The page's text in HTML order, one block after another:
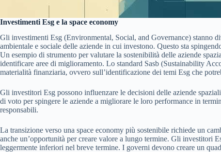
Investimenti Esg e la space economy
Gli investimenti Esg (Environmental, Social, and Governance) stanno
ambientale e sociale delle aziende in cui investono. Questo sta
Un esempio di strumento per valutare la sostenibilità delle aziende
identificare aree di miglioramento. Lo standard Sasb (Sustainability
materialità finanziaria, ovvero sull’identificazione dei temi Esg che
Gli investitori Esg possono influenzare le decisioni delle aziende
di voto per spingere le aziende a migliorare le loro performance in
responsabili.
La transizione verso una space economy più sostenibile richiede un
anche un’opportunità per creare valore a lungo termine. Gli investitori
leggermente inferiori nel breve termine. I governi devono creare un